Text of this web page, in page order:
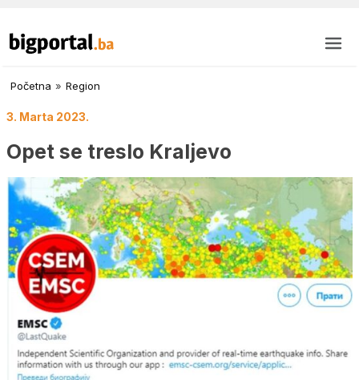
Početna » Region
3. Marta 2023.
Opet se treslo Kraljevo